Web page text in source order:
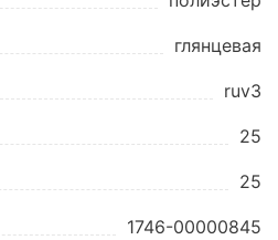
глянцевая
ruv3
25
25
1746-00000845